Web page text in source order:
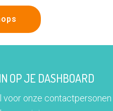
OP JE DASHBOARD
voor onze contactpersonen